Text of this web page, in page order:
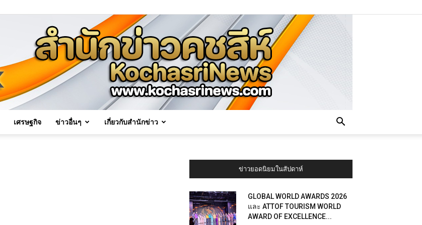
เศรษฐกิจ ข่าวอื่นๆ เกี่ยวกับสำนักข่าว
ข่าวยอดนิยมในสัปดาห์
GLOBAL WORLD AWARDS 2026
และ ATTOF TOURISM WORLD
AWARD OF EXCELLENCE...